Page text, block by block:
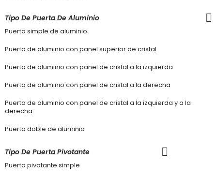
Tipo De Puerta De Aluminio
Puerta simple de aluminio
Puerta de aluminio con panel superior de cristal
Puerta de aluminio con panel de cristal a la izquierda
Puerta de aluminio con panel de cristal a la derecha
Puerta de aluminio con panel de cristal a la izquierda y a la
derecha
Puerta doble de aluminio
Tipo De Puerta Pivotante
Puerta pivotante simple